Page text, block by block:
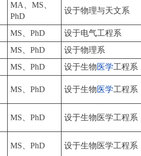
MA、MS、
PhD
设于物理与天文系
MS、PhD
设于电气工程系
MS、PhD 设于物理系
MS、PhD 设于生物医学工程系
MS、PhD 设于生物医学工程系
MS、PhD 设于生物医学工程系
MS、PhD 设于生物医学工程系